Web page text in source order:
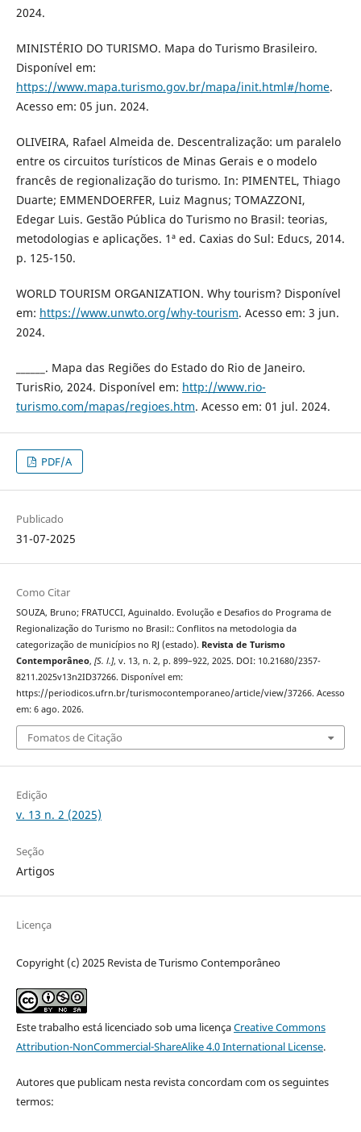
2024.
MINISTÉRIO DO TURISMO. Mapa do Turismo Brasileiro.
Disponível em:
https://www.mapa.turismo.gov.br/mapa/init.html#/home.
Acesso em: 05 jun. 2024.
OLIVEIRA, Rafael Almeida de. Descentralização: um paralelo
entre os circuitos turísticos de Minas Gerais e o modelo
francês de regionalização do turismo. In: PIMENTEL, Thiago
Duarte; EMMENDOERFER, Luiz Magnus; TOMAZZONI,
Edegar Luis. Gestão Pública do Turismo no Brasil: teorias,
metodologias e aplicações. 1ª ed. Caxias do Sul: Educs, 2014.
p. 125-150.
WORLD TOURISM ORGANIZATION. Why tourism? Disponível
em: https://www.unwto.org/why-tourism. Acesso em: 3 jun.
2024.
______. Mapa das Regiões do Estado do Rio de Janeiro.
TurisRio, 2024. Disponível em: http://www.rio-
turismo.com/mapas/regioes.htm. Acesso em: 01 jul. 2024.
PDF/A
Publicado
31-07-2025
Como Citar
SOUZA, Bruno; FRATUCCI, Aguinaldo. Evolução e Desafios do Programa de
Regionalização do Turismo no Brasil:: Conflitos na metodologia da
categorização de municípios no RJ (estado). Revista de Turismo
Contemporâneo, [S. l.], v. 13, n. 2, p. 899–922, 2025. DOI: 10.21680/2357-
8211.2025v13n2ID37266. Disponível em:
https://periodicos.ufrn.br/turismocontemporaneo/article/view/37266. Acesso
em: 6 ago. 2026.
Fomatos de Citação
Edição
v. 13 n. 2 (2025)
Seção
Artigos
Licença
Copyright (c) 2025 Revista de Turismo Contemporâneo
Este trabalho está licenciado sob uma licençaCreative Commons
Attribution-NonCommercial-ShareAlike 4.0 International License.
Autores que publicam nesta revista concordam com os seguintes
termos: